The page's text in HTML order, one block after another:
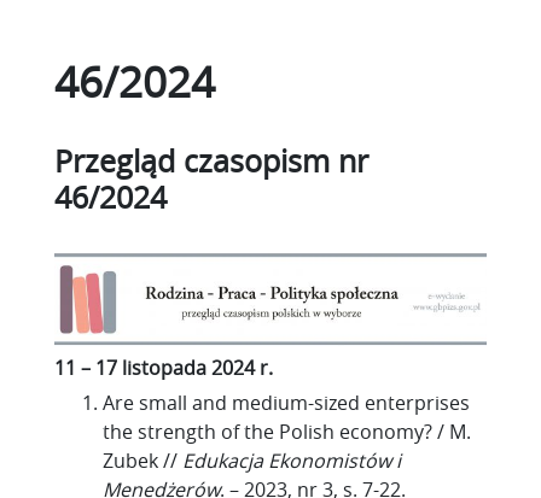
46/2024
Przegląd czasopism nr
46/2024
11 – 17 listopada 2024 r.
Are small and medium-sized enterprises
the strength of the Polish economy? / M.
Zubek // Edukacja Ekonomistów i
Menedżerów. – 2023, nr 3, s. 7-22.